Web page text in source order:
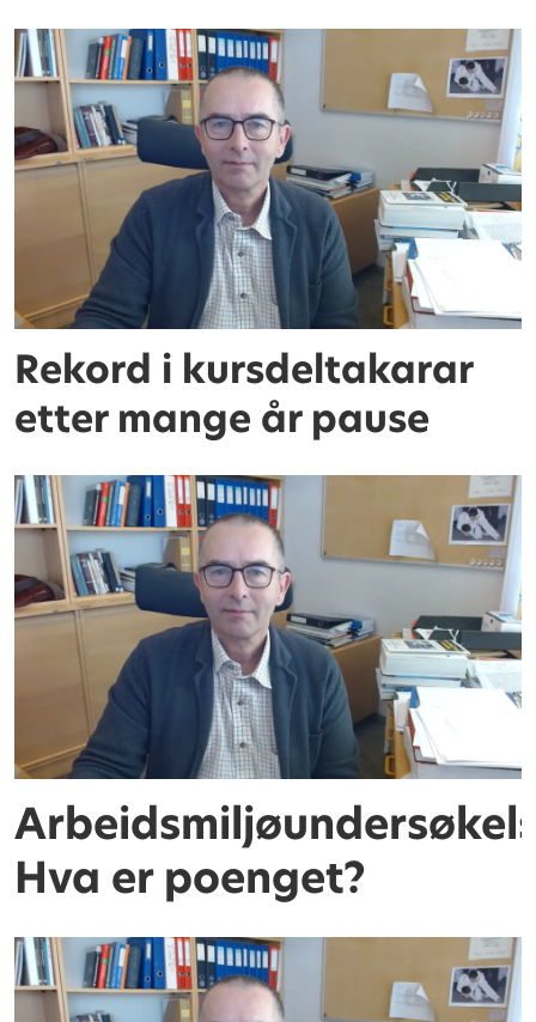
Rekord i kursdeltakarar
etter mange år pause
Hva er poenget?